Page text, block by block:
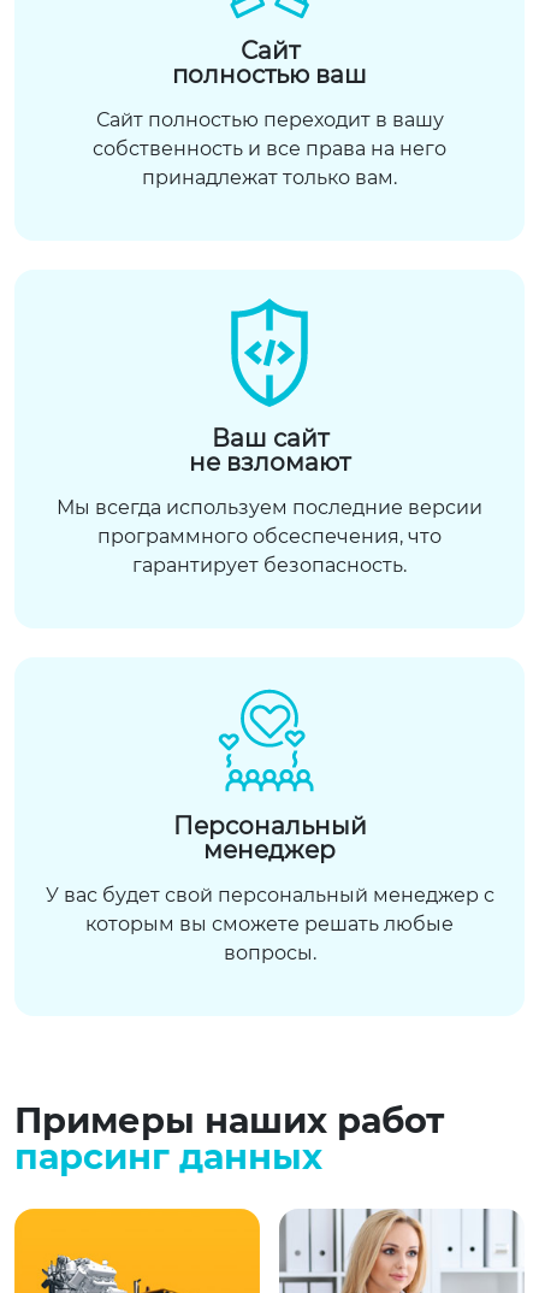
Сайт
полностью ваш
Сайт полностью переходит в вашу
собственность и все права на него
принадлежат только вам.
Ваш сайт
не взломают
Мы всегда используем последние версии
программного обсеспечения, что
гарантирует безопасность.
Персональный
менеджер
У вас будет свой персональный менеджер с
которым вы сможете решать любые
вопросы.
Примеры наших работ
парсинг данных